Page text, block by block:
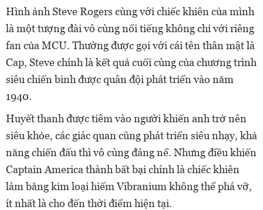
Hình ảnh Steve Rogers cùng với chiếc khiên của mình
là một tượng đài vô cùng nổi tiếng không chỉ với riêng
fan của MCU. Thường được gọi với cái tên thân mật là
Cap, Steve chính là kết quả cuối cùng của chương trình
siêu chiến binh được quân đội phát triển vào năm
1940.
Huyết thanh được tiêm vào người khiến anh trở nên
siêu khỏe, các giác quan cũng phát triển siêu nhạy, khả
năng chiến đấu thì vô cùng đáng nể. Nhưng điều khiến
Captain America thành bất bại chính là chiếc khiên
làm bằng kim loại hiếm Vibranium không thể phá vỡ,
ít nhất là cho đến thời điểm hiện tại.